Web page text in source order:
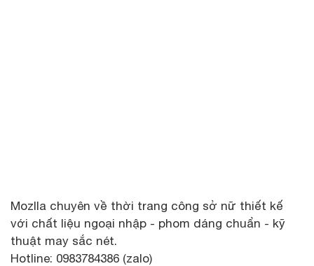
Mozlla chuyên về thời trang công sở nữ thiết kế
với chất liệu ngoại nhập - phom dáng chuẩn - kỹ
thuật may sắc nét.
Hotline: 0983784386 (zalo)